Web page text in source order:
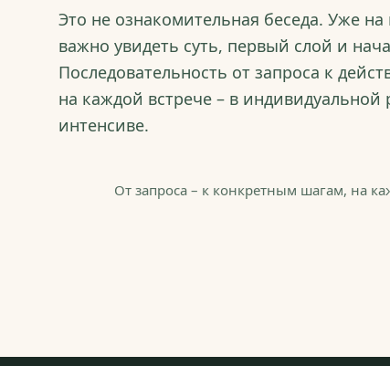
Это не ознакомительная беседа. Уже на
важно увидеть суть, первый слой и
Последовательность от запроса к
на каждой встрече – в индивидуальной
интенсиве.
От запроса – к конкретным шагам, на